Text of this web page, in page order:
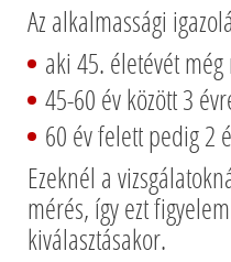
Az alkalmassági
aki 45. életévét
45-60 év között 3
60 év felett pedig 2
Ezeknél a
mérés, így ezt
kiválasztásakor.